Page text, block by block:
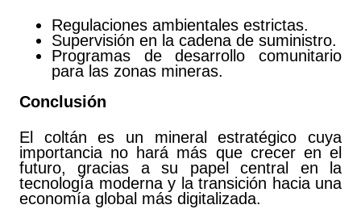
Regulaciones ambientales estrictas.
Supervisión en la cadena de suministro.
Programas de desarrollo comunitario
para las zonas mineras.
Conclusión
El coltán es un mineral estratégico cuya
importancia no hará más que crecer en el
futuro, gracias a su papel central en la
tecnología moderna y la transición hacia una
economía global más digitalizada.